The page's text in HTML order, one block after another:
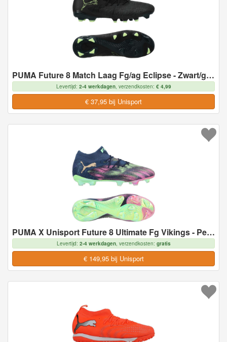
PUMA Future 8 Match Laag Fg/ag Eclipse - Zwart/groen/green Terrain, maat 44
Levertijd: 2-4 werkdagen, verzendkosten: € 4,99
€ 37,95 bij Unisport
PUMA X Unisport Future 8 Ultimate Fg Vikings - Persian Blue/pink Pixel/groen/goud Limited Edition - Natuurgras (Fg), maat 47
Levertijd: 2-4 werkdagen, verzendkosten: gratis
€ 149,95 bij Unisport